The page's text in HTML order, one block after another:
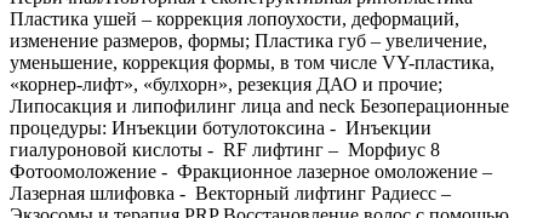
Пластика ушей – коррекция лопоухости, деформаций,
изменение размеров, формы; Пластика губ – увеличение,
уменьшение, коррекция формы, в том числе VY-пластика,
«корнер-лифт», «булхорн», резекция ДАО и прочие;
Липосакция и липофилинг лица and neck Безоперационные
процедуры: Инъекции ботулотоксина - Инъекции
гиалуроновой кислоты - RF лифтинг – Морфиус 8
Фотоомоложение - Фракционное лазерное омоложение –
Лазерная шлифовка - Векторный лифтинг Радиесс –